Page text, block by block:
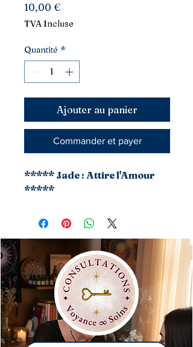
10,00 €Prix
TVA Incluse
Quantité *
Ajouter au panier
Commander et payer
***** Jade : Attire l'Amour
*****